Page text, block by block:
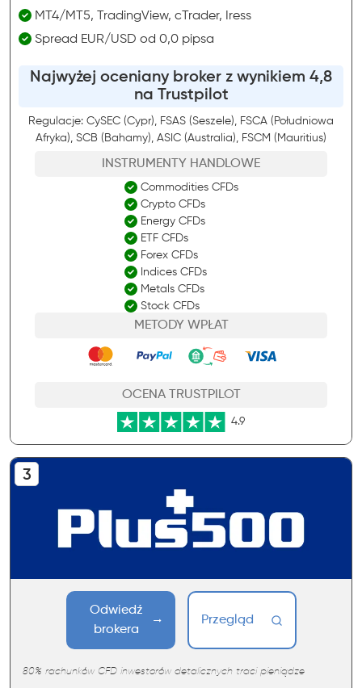
MT4/MT5, TradingView, cTrader, Iress
Spread EUR/USD od 0,0 pipsa
Najwyżej oceniany broker z wynikiem 4,8
na Trustpilot
Regulacje: CySEC (Cypr), FSAS (Seszele), FSCA (Południowa
Afryka), SCB (Bahamy), ASIC (Australia), FSCM (Mauritius)
INSTRUMENTY HANDLOWE
Commodities CFDs
Crypto CFDs
Energy CFDs
ETF CFDs
Forex CFDs
Indices CFDs
Metals CFDs
Stock CFDs
METODY WPŁAT
OCENA TRUSTPILOT
4.9
Odwiedź
brokera
Przegląd
80% rachunków CFD inwestorów detalicznych traci pieniądze